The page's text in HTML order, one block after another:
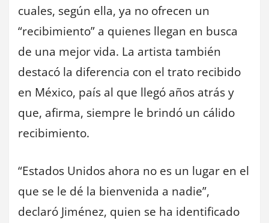
cuales, según ella, ya no ofrecen un
“recibimiento” a quienes llegan en busca
de una mejor vida. La artista también
destacó la diferencia con el trato recibido
en México, país al que llegó años atrás y
que, afirma, siempre le brindó un cálido
recibimiento.
“Estados Unidos ahora no es un lugar en el
que se le dé la bienvenida a nadie”,
declaró Jiménez, quien se ha identificado